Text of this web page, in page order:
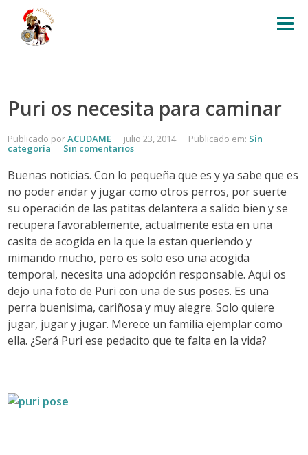
Puri os necesita para caminar
Publicado porACUDAME julio 23, 2014 Publicado em: Sin
categoría Sin comentarios
Buenas noticias. Con lo pequeña que es y ya sabe que es
no poder andar y jugar como otros perros, por suerte
su operación de las patitas delantera a salido bien y se
recupera favorablemente, actualmente esta en una
casita de acogida en la que la estan queriendo y
mimando mucho, pero es solo eso una acogida
temporal, necesita una adopción responsable. Aqui os
dejo una foto de Puri con una de sus poses. Es una
perra buenisima, cariñosa y muy alegre. Solo quiere
jugar, jugar y jugar. Merece un familia ejemplar como
ella. ¿Será Puri ese pedacito que te falta en la vida?